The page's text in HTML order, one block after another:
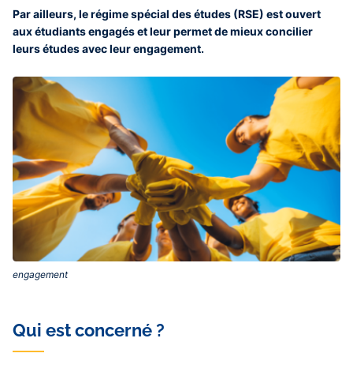
Par ailleurs, le régime spécial des études (RSE) est ouvert
aux étudiants engagés et leur permet de mieux concilier
leurs études avec leur engagement.
engagement‎
Qui est concerné ?